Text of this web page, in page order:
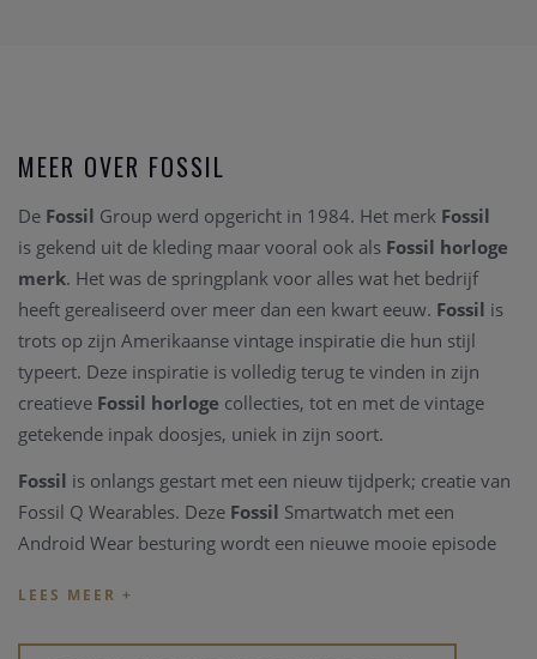
MEER OVER FOSSIL
De Fossil Group werd opgericht in 1984. Het merk Fossil
is gekend uit de kleding maar vooral ook als Fossil horloge
merk. Het was de springplank voor alles wat het bedrijf
heeft gerealiseerd over meer dan een kwart eeuw. Fossil is
trots op zijn Amerikaanse vintage inspiratie die hun stijl
typeert. Deze inspiratie is volledig terug te vinden in zijn
creatieve Fossil horloge collecties, tot en met de vintage
getekende inpak doosjes, uniek in zijn soort.
Fossil is onlangs gestart met een nieuw tijdperk; creatie van
Fossil Q Wearables. Deze Fossil Smartwatch met een
Android Wear besturing wordt een nieuwe mooie episode
ontwerp ontmoet Smart technologie! Tijd lezen kan vanaf nu